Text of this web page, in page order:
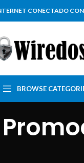
CONECTADO
BROWSE